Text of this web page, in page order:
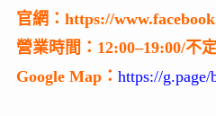
官網：https://
營業時間：12:00–19:00/不
Google Map： https://g.page/